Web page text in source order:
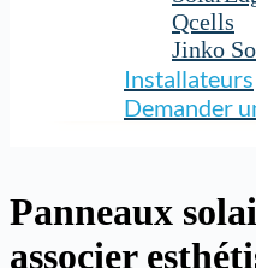
Qcells
Jinko
Installateurs
Demander
Panneaux
associer